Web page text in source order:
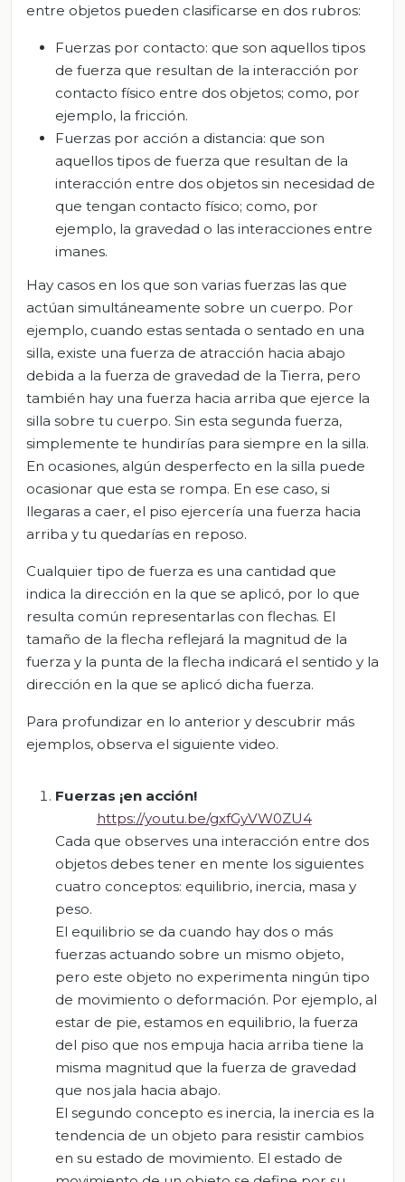
entre objetos pueden clasificarse en dos rubros:
Fuerzas por contacto: que son aquellos tipos
de fuerza que resultan de la interacción por
contacto físico entre dos objetos; como, por
ejemplo, la fricción.
Fuerzas por acción a distancia: que son
aquellos tipos de fuerza que resultan de la
interacción entre dos objetos sin necesidad de
que tengan contacto físico; como, por
ejemplo, la gravedad o las interacciones entre
imanes.
Hay casos en los que son varias fuerzas las que
actúan simultáneamente sobre un cuerpo. Por
ejemplo, cuando estas sentada o sentado en una
silla, existe una fuerza de atracción hacia abajo
debida a la fuerza de gravedad de la Tierra, pero
también hay una fuerza hacia arriba que ejerce la
silla sobre tu cuerpo. Sin esta segunda fuerza,
simplemente te hundirías para siempre en la silla.
En ocasiones, algún desperfecto en la silla puede
ocasionar que esta se rompa. En ese caso, si
llegaras a caer, el piso ejercería una fuerza hacia
arriba y tu quedarías en reposo.
Cualquier tipo de fuerza es una cantidad que
indica la dirección en la que se aplicó, por lo que
resulta común representarlas con flechas. El
tamaño de la flecha reflejará la magnitud de la
fuerza y la punta de la flecha indicará el sentido y la
dirección en la que se aplicó dicha fuerza.
Para profundizar en lo anterior y descubrir más
ejemplos, observa el siguiente video.
Fuerzas ¡en acción!
https://youtu.be/gxfGyVW0ZU4
Cada que observes una interacción entre dos
objetos debes tener en mente los siguientes
cuatro conceptos: equilibrio, inercia, masa y
peso.
El equilibrio se da cuando hay dos o más
fuerzas actuando sobre un mismo objeto,
pero este objeto no experimenta ningún tipo
de movimiento o deformación. Por ejemplo, al
estar de pie, estamos en equilibrio, la fuerza
del piso que nos empuja hacia arriba tiene la
misma magnitud que la fuerza de gravedad
que nos jala hacia abajo.
El segundo concepto es inercia, la inercia es la
tendencia de un objeto para resistir cambios
en su estado de movimiento. El estado de